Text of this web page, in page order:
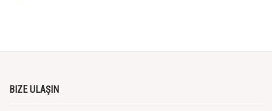
BIZE ULAŞIN